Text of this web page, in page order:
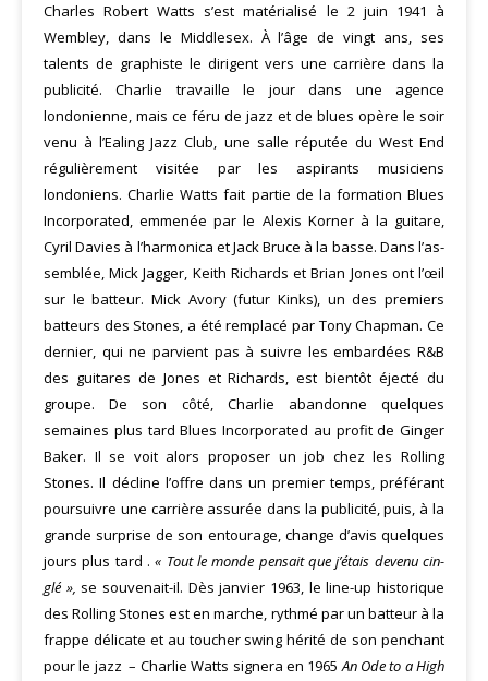
Charles Robert Watts s’est matérialisé le 2 juin 1941 à
Wembley, dans le Middlesex. À l’âge de vingt ans, ses
talents de graphiste le dirigent vers une carrière dans la
publicité. Charlie travaille le jour dans une agence
londonienne, mais ce féru de jazz et de blues opère le soir
venu à l’Ealing Jazz Club, une salle réputée du West End
régulièrement visitée par les aspirants musiciens
londoniens. Charlie Watts fait partie de la formation Blues
Incor­porated, emmenée par le Alexis Korner à la guitare,
Cyril Davies à l’harmonica et Jack Bruce à la basse. Dans l’as­
semblée, Mick Jagger, Keith Richards et Brian Jones ont l’œil
sur le batteur. Mick Avory (futur Kinks), un des premiers
batteurs des Stones, a été remplacé par Tony Chapman. Ce
dernier, qui ne par­vient pas à suivre les embardées R&B
des guitares de Jones et Richards, est bientôt éjecté du
groupe. De son côté, Char­lie abandonne quelques
semaines plus tard Blues Incorpora­ted au profit de Ginger
Baker. Il se voit alors proposer un job chez les Rolling
Stones. Il décline l’offre dans un premier temps, pré­férant
poursuivre une carrière assurée dans la publicité, puis, à la
grande surprise de son entourage, change d’avis quelques
jours plus tard .« Tout le monde pensait que j’étais devenu cin­
glé », se souvenait-il. Dès janvier 1963, le line-up historique
des Rolling Stones est en marche, rythmé par un batteur à la
frappe délicate et au toucher swing hérité de son penchant
pour le jazz – Charlie Watts signera en 1965An Ode to a High